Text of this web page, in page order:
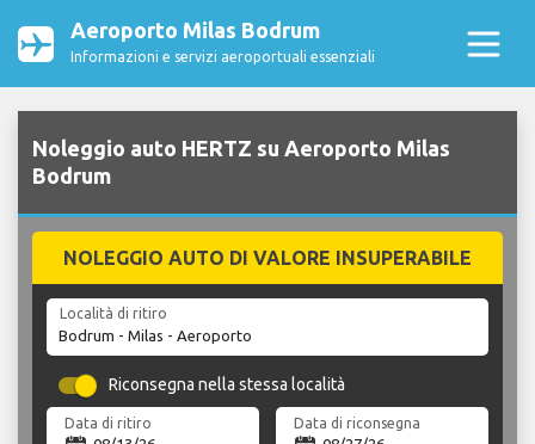
Aeroporto Milas Bodrum
Informazioni e servizi aeroportuali essenziali
Noleggio auto HERTZ su Aeroporto Milas
Bodrum
NOLEGGIO AUTO DI VALORE INSUPERABILE
Località di ritiro
Riconsegna nella stessa località
Data di ritiro Data di riconsegna